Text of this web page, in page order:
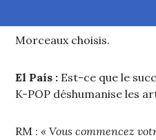
Morceaux choisis.
El País : Est-ce que le
K-POP déshumanise les
RM :« Vous commencez